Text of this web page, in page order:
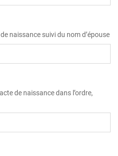
naissance suivi du nom d’épouse
de naissance dans l’ordre,